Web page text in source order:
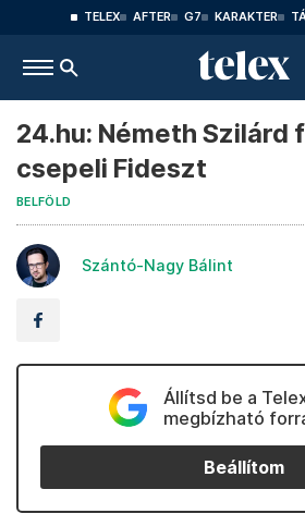
TELEX AFTER G7 KARAKTER
24.hu: Németh Szilárd
csepeli Fideszt
BELFÖLD
Szántó-Nagy Bálint
Állítsd be a
megbízható
Beállítom